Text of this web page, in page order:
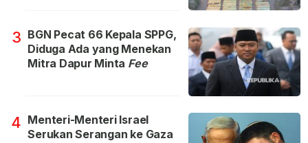
3 BGN Pecat 66 Kepala SPPG,
Diduga Ada yang Menekan
Mitra Dapur Minta Fee
4 Menteri-Menteri Israel
Serukan Serangan ke Gaza